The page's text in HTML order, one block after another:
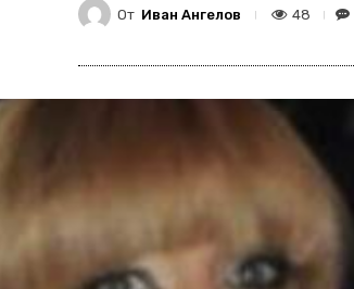
От Иван Ангелов 48